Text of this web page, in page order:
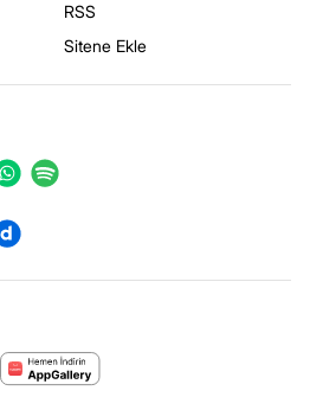
RSS
Sitene Ekle